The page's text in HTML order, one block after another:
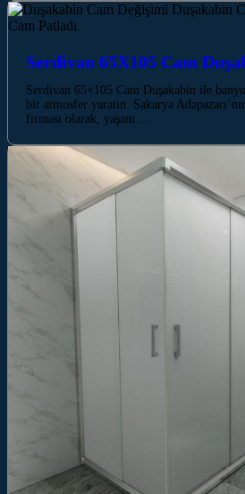
Serdivan 65X105 Cam
Serdivan 65×105 Cam Duşakabin ile
bir atmosfer yaratın. Sakarya
firması olarak, yaşam…